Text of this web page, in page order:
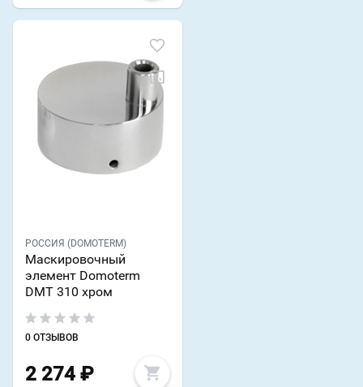
РОССИЯ (DOMOTERM)
Маскировочный
элемент Domoterm
DMT 310 хром
0 ОТЗЫВОВ
2 274 ₽